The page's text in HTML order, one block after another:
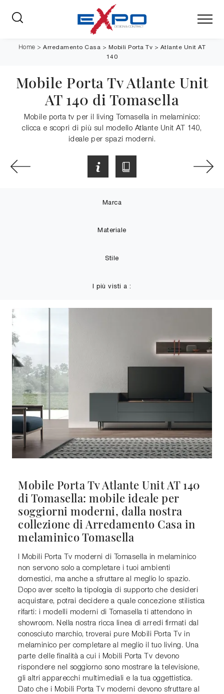
Home >Arredamento Casa > Mobili Porta Tv > Atlante Unit AT
140
Mobile Porta Tv Atlante Unit
AT 140 di Tomasella
Mobile porta tv per il living Tomasella in melaminico:
clicca e scopri di più sul modello Atlante Unit AT 140,
ideale per spazi moderni.
Marca
Materiale
Stile
I più visti a :
Mobile Porta Tv Atlante Unit AT 140
di Tomasella: mobile ideale per
soggiorni moderni, dalla nostra
collezione di Arredamento Casa in
melaminico Tomasella
I Mobili Porta Tv moderni di Tomasella in melaminico
non servono solo a completare i tuoi ambienti
domestici, ma anche a sfruttare al meglio lo spazio.
Dopo aver scelto la tipologia di supporto che desideri
acquistare, potrai decidere a quale concezione stilistica
rifarti: i modelli moderni di Tomasella ti attendono in
showroom. Nella nostra ricca linea di arredi firmati dal
conosciuto marchio, troverai pure Mobili Porta Tv in
melaminico per completare al meglio il tuo living. Una
parte delle finalità a cui i Mobili Porta Tv devono
rispondere nel soggiorno sono mostrare la televisione,
gli altri apparecchi multimediali e la tua oggettistica.
Dato che i Mobili Porta Tv moderni devono sfruttare al